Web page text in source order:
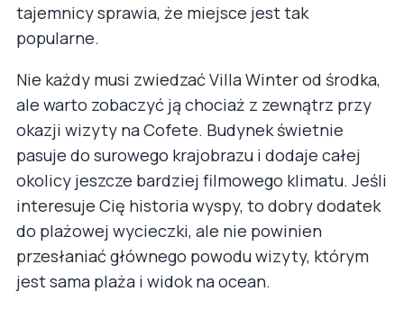
tajemnicy sprawia, że miejsce jest tak
popularne.
Nie każdy musi zwiedzać Villa Winter od środka,
ale warto zobaczyć ją chociaż z zewnątrz przy
okazji wizyty na Cofete. Budynek świetnie
pasuje do surowego krajobrazu i dodaje całej
okolicy jeszcze bardziej filmowego klimatu. Jeśli
interesuje Cię historia wyspy, to dobry dodatek
do plażowej wycieczki, ale nie powinien
przesłaniać głównego powodu wizyty, którym
jest sama plaża i widok na ocean.